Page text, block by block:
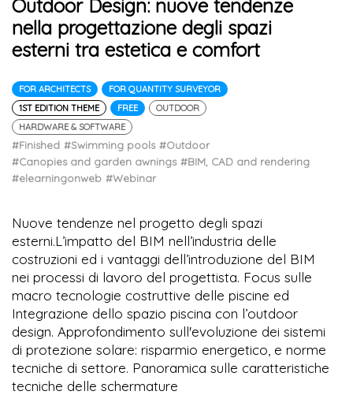
Outdoor Design: nuove tendenze
nella progettazione degli spazi
esterni tra estetica e comfort
FOR ARCHITECTS
FOR QUANTITY SURVEYOR
1ST EDITION THEME
FREE
OUTDOOR
HARDWARE & SOFTWARE
#Finished #Swimming pools #Outdoor
#Canopies and garden awnings #BIM, CAD and rendering
#elearningonweb #Webinar
Nuove tendenze nel progetto degli spazi
esterni.L’impatto del BIM nell’industria delle
costruzioni ed i vantaggi dell’introduzione del BIM
nei processi di lavoro del progettista. Focus sulle
macro tecnologie costruttive delle piscine ed
Integrazione dello spazio piscina con l’outdoor
design. Approfondimento sull'evoluzione dei sistemi
di protezione solare: risparmio energetico, e norme
tecniche di settore. Panoramica sulle caratteristiche
tecniche delle schermature